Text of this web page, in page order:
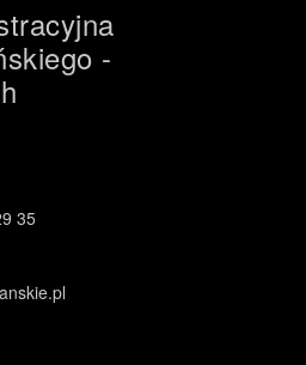
-
35